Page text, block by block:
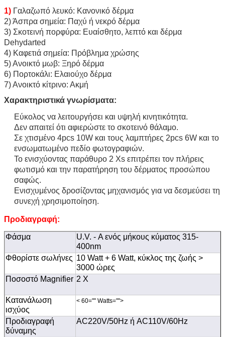
1) Γαλαζωπό λευκό: Κανονικό δέρμα
2) Άσπρα σημεία: Παχύ ή νεκρό δέρμα
3) Σκοτεινή πορφύρα: Ευαίσθητο, λεπτό και δέρμα
Dehydarted
4) Καφετιά σημεία: Πρόβλημα χρώσης
5) Ανοικτό μωβ: Ξηρό δέρμα
6) Πορτοκάλι: Ελαιούχο δέρμα
7) Ανοικτό κίτρινο: Ακμή
Χαρακτηριστικά γνωρίσματα:
Εύκολος να λειτουργήσει και υψηλή κινητικότητα.
Δεν απαιτεί ότι αφιερώστε το σκοτεινό θάλαμο.
Σε χτισμένο 4pcs 10W και τους λαμπτήρες 2pcs 6W και το
ενσωματωμένο πεδίο φωτογραφιών.
Το ενισχύοντας παράθυρο 2 Xs επιτρέπει τον πλήρεις
φωτισμό και την παρατήρηση του δέρματος προσώπου
σαφώς.
Ενισχυμένος δροσίζοντας μηχανισμός για να δεσμεύσει τη
συνεχή χρησιμοποίηση.
Προδιαγραφή:
Φάσμα
U.V. - Α ενός μήκους κύματος 315-
400nm
Φθορίστε σωλήνες 10 Watt + 6 Watt, κύκλος της ζωής >
3000 ώρες
Ποσοστό Magnifier 2 Χ
Κατανάλωση
ισχύος
< 60="" Watts="">
Προδιαγραφή
δύναμης
AC220V/50Hz ή AC110V/60Hz